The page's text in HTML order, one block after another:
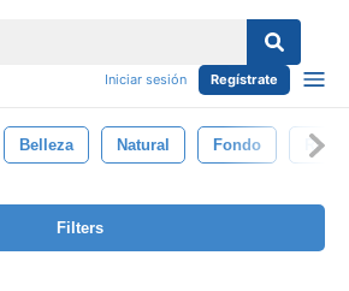
Iniciar sesión Regístrate
Belleza Natural Fondo
Filters